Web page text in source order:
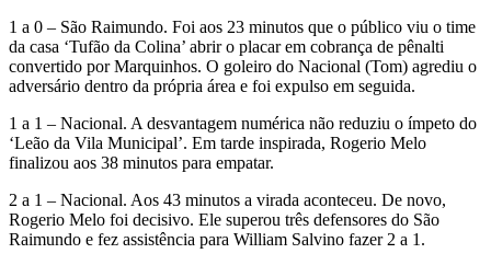
1 a 0 – São Raimundo. Foi aos 23 minutos que o público viu o time
da casa ‘Tufão da Colina’ abrir o placar em cobrança de pênalti
convertido por Marquinhos. O goleiro do Nacional (Tom) agrediu o
adversário dentro da própria área e foi expulso em seguida.
1 a 1 – Nacional. A desvantagem numérica não reduziu o ímpeto do
‘Leão da Vila Municipal’. Em tarde inspirada, Rogerio Melo
finalizou aos 38 minutos para empatar.
2 a 1 – Nacional. Aos 43 minutos a virada aconteceu. De novo,
Rogerio Melo foi decisivo. Ele superou três defensores do São
Raimundo e fez assistência para William Salvino fazer 2 a 1.